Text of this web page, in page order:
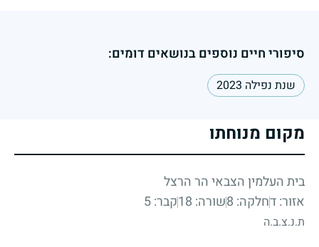
סיפורי חיים נוספים בנושאים דומים:
שנת נפילה 2023
מקום מנוחתו
בית העלמין הצבאי הר הרצל
אזור: דחלקה: 8 שורה: 18 קבר: 5
ת.נ.צ.ב.ה